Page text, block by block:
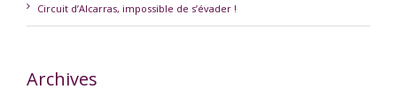
Circuit d’Alcarras, impossible de s’évader !
Archives